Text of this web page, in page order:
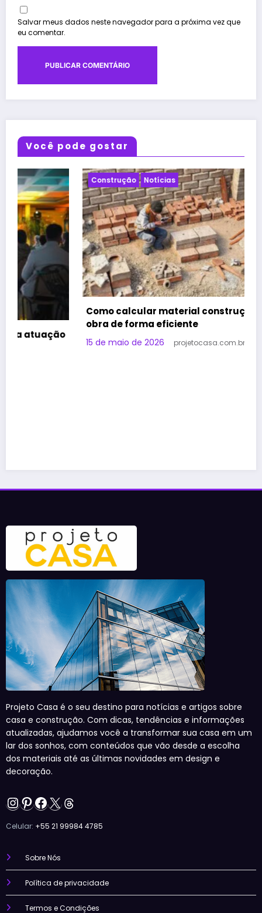
Salvar meus dados neste navegador para a próxima vez que
eu comentar.
Você pode gostar
Construção Notícias
Como calcular material construção para sua
obra de forma eficiente
15 de maio de 2026 projetocasa.com.br
Projeto Casa é o seu destino para notícias e artigos sobre
casa e construção. Com dicas, tendências e informações
atualizadas, ajudamos você a transformar sua casa em um
lar dos sonhos, com conteúdos que vão desde a escolha
dos materiais até as últimas novidades em design e
decoração.
Instagram
Pinterest
Facebook
X Threads
Celular: +55 21 99984 4785
Sobre Nós
Política de privacidade
Termos e Condições